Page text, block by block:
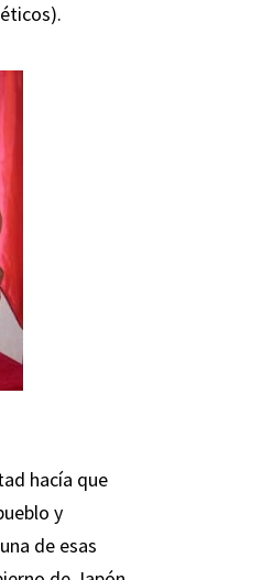
hacía que
y
de esas